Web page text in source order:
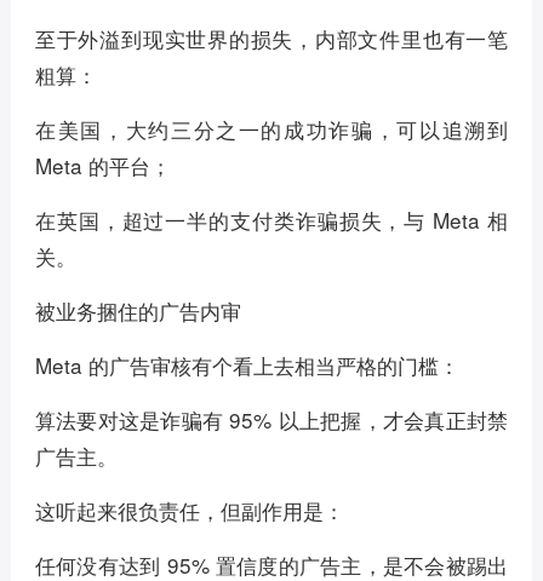
至于外溢到现实世界的损失，内部文件里也有一笔
粗算：
在美国，大约三分之一的成功诈骗，可以追溯到
Meta 的平台；
在英国，超过一半的支付类诈骗损失，与 Meta 相
关。
被业务捆住的广告内审
Meta 的广告审核有个看上去相当严格的门槛：
算法要对这是诈骗有 95% 以上把握，才会真正封禁
广告主。
这听起来很负责任，但副作用是：
任何没有达到 95% 置信度的广告主，是不会被踢出